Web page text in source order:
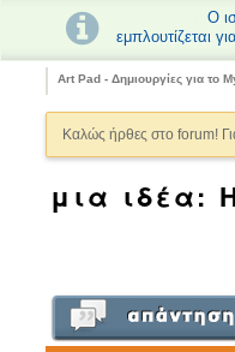
Ο
εμπλουτίζεται
Art Pad - Δημιουργίες για το
Καλώς ήρθες στο forum!
μια ιδέα: